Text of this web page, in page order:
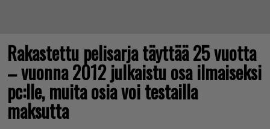
Rakastettu pelisarja täyttää 25 vuotta
– vuonna 2012 julkaistu osa ilmaiseksi
pc:lle, muita osia voi testailla
maksutta